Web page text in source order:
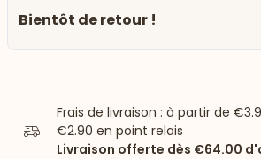
Bientôt de retour !
Frais de livraison : à partir de
€2.90 en point relais
Livraison offerte dès €64.00